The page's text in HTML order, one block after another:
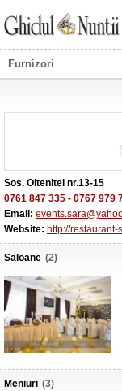
Furnizori
Sos. Oltenitei nr.13-15
0761 847 335 - 0767 979
Email:
Website: http://restaurant-
Saloane (2)
Meniuri (3)